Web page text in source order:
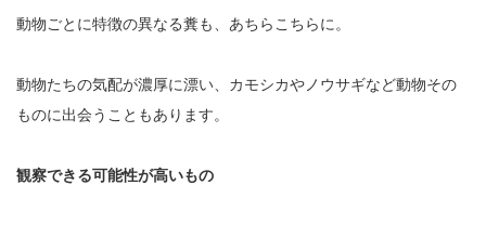
動物ごとに特徴の異なる糞も、あちらこちらに。
動物たちの気配が濃厚に漂い、カモシカやノウサギなど動物その
ものに出会うこともあります。
観察できる可能性が高いもの